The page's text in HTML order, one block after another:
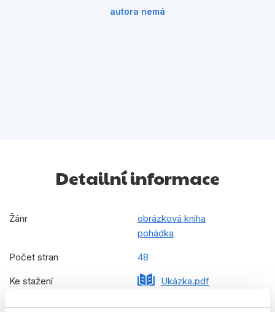
autora nemá
Detailní informace
Žánr
obrázková kniha
pohádka
Počet stran 48
Ke stažení
Ukázka.pdf